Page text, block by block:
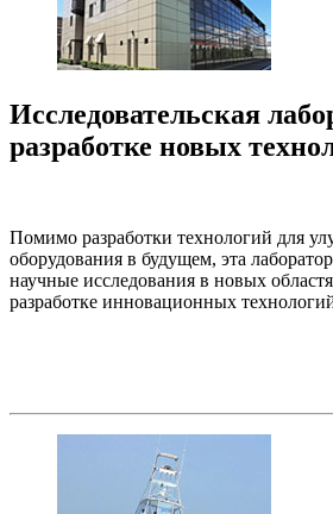
Исследовательская
разработке новых
Помимо разработки технологий для
оборудования в будущем, эта
научные исследования в новых
разработке инновационных